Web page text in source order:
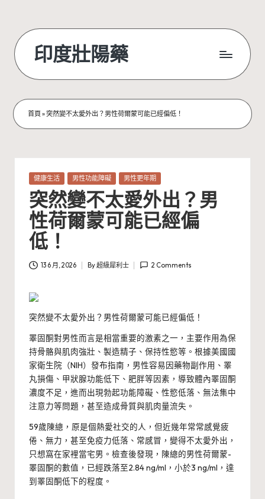
content
印度壯陽藥
首頁»突然變不太愛外出？男性荷爾蒙可能已經偏低！
Posted
健康生活 男性功能障礙 男性更年期
突然變不太愛外出？男
性荷爾蒙可能已經偏
低！
13 6 月, 2026
Posted
By超級犀利士 2 Comments
突然變不太愛外出？男性荷爾蒙可能已經偏低！
睪固酮對男性而言是相當重要的激素之一，主要作用為保
持骨骼與肌肉強壯、製造精子、保持性慾等。根據美國國
家衛生院（NIH）發布指南，男性容易因藥物副作用、睪
丸損傷、甲狀腺功能低下、肥胖等因素，導致體內睪固酮
濃度不足，進而出現勃起功能障礙、性慾低落、無法集中
注意力等問題，甚至造成骨質與肌肉量流失。
59歲陳總，原是個熱愛社交的人，但近幾年常常感覺疲
倦、無力，甚至免疫力低落、常感冒，變得不太愛外出，
只想窩在家裡當宅男。檢查後發現，陳總的男性荷爾蒙-
睪固酮的數值，已經跌落至2.84 ng/ml，小於3 ng/ml，達
到睪固酮低下的程度。